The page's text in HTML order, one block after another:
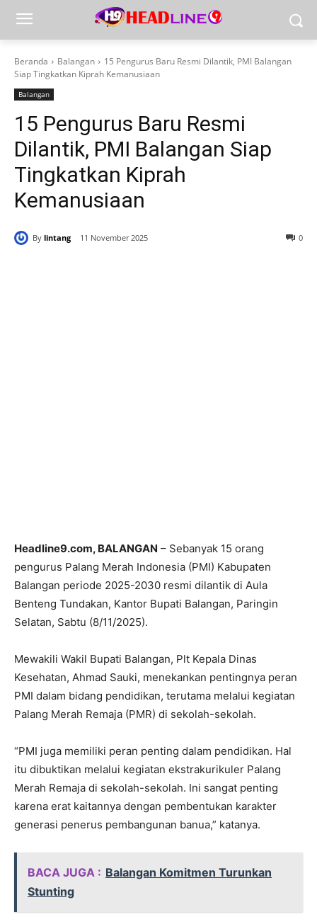
Beranda Balangan
15 Pengurus Baru Resmi Dilantik, PMI Balangan
Siap Tingkatkan Kiprah Kemanusiaan
Balangan
15 Pengurus Baru Resmi
Dilantik, PMI Balangan Siap
Tingkatkan Kiprah
Kemanusiaan
By lintang 11 November 2025 0
Headline9.com, BALANGAN – Sebanyak 15 orang
pengurus Palang Merah Indonesia (PMI) Kabupaten
Balangan periode 2025-2030 resmi dilantik di Aula
Benteng Tundakan, Kantor Bupati Balangan, Paringin
Selatan, Sabtu (8/11/2025).
Mewakili Wakil Bupati Balangan, Plt Kepala Dinas
Kesehatan, Ahmad Sauki, menekankan pentingnya peran
PMI dalam bidang pendidikan, terutama melalui kegiatan
Palang Merah Remaja (PMR) di sekolah-sekolah.
“PMI juga memiliki peran penting dalam pendidikan. Hal
itu dibuktikan melalui kegiatan ekstrakurikuler Palang
Merah Remaja di sekolah-sekolah. Ini sangat penting
karena erat kaitannya dengan pembentukan karakter
generasi penerus pembangunan banua,” katanya.
BACA JUGA : Balangan Komitmen Turunkan
Stunting